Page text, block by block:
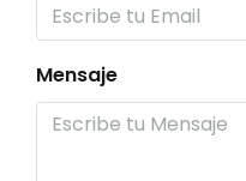
Mensaje